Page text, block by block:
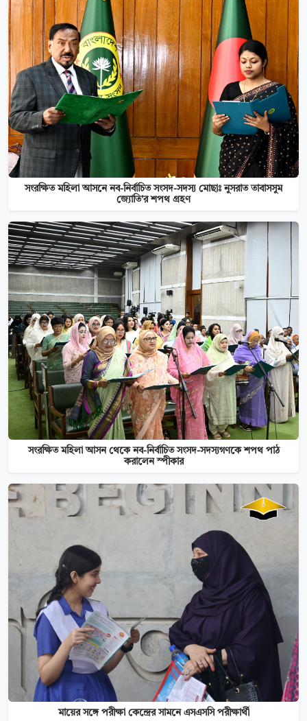
সংরক্ষিত মহিলা আসনে নব-নির্বাচিত সংসদ-সদস্য মোছাঃ নুসরাত তাবাসসুম
জ্যোতি'র শপথ গ্রহণ
সংরক্ষিত মহিলা আসন থেকে নব-নির্বাচিত সংসদ-সদস্যগণকে শপথ পাঠ
করালেন স্পীকার
মায়ের সঙ্গে পরীক্ষা কেন্দ্রের সামনে এসএসসি পরীক্ষার্থী